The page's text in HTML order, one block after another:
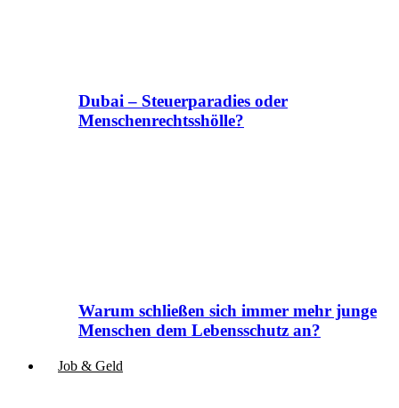
Dubai – Steuerparadies oder
Menschenrechtsshölle?
Warum schließen sich immer mehr junge
Menschen dem Lebensschutz an?
Job & Geld